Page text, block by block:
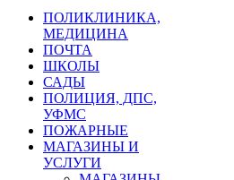
ПОЛИКЛИНИКА,
МЕДИЦИНА
ПОЧТА
ШКОЛЫ
САДЫ
ПОЛИЦИЯ, ДПС,
УФМС
ПОЖАРНЫЕ
МАГАЗИНЫ И
УСЛУГИ